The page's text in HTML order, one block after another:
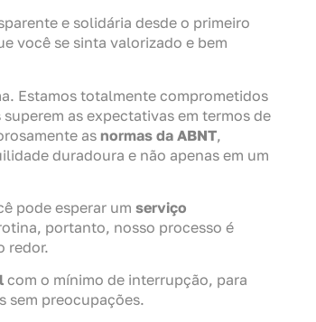
e solidária desde o primeiro
você se sinta valorizado e bem
Estamos totalmente comprometidos
as expectativas em termos de
asnormas da ABNT,
duradoura e não apenas em um
pode esperar um serviço
portanto, nosso processo é
redor.
com o mínimo de interrupção, para
sem preocupações.